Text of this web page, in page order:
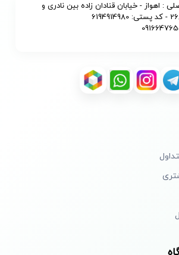
: اهواز - خیابان قنادان زاده بین نادری و